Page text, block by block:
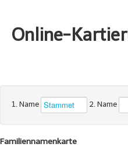
Online-
1. Name 2. Name
Familiennamenkarte